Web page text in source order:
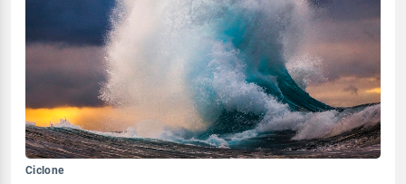
Ciclone